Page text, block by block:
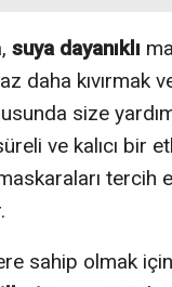
suya dayanıklı
daha kıvırmak
size
ve kalıcı bir
sahip olmak